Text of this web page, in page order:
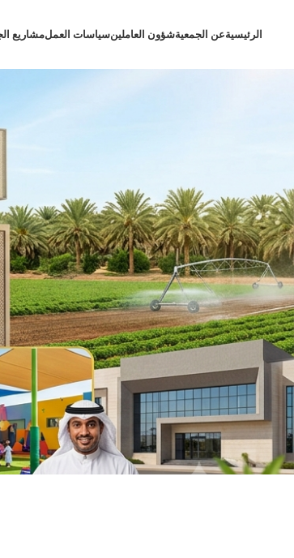
الرئيسيةعن الجمعيةشؤون العاملينسياسات العملمشاريع